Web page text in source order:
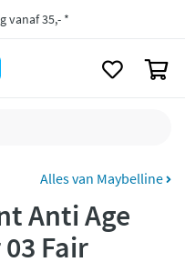
vanaf 35,- *
maandag
bezorgdAlles van Maybelline
Anti Age
Fair